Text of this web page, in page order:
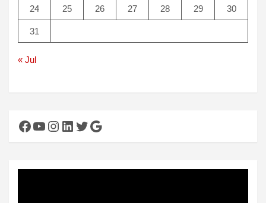
24 25 26 27 28 29 30
31
« Jul
Facebook
YouTube
Instagram
LinkedIn
Twitter
Google